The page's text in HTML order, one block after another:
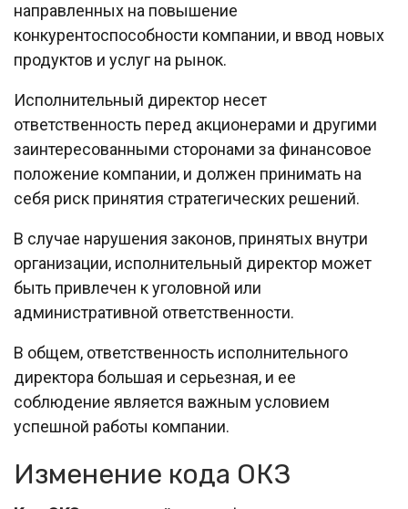
направленных на повышение
конкурентоспособности компании, и ввод новых
продуктов и услуг на рынок.
Исполнительный директор несет
ответственность перед акционерами и другими
заинтересованными сторонами за финансовое
положение компании, и должен принимать на
себя риск принятия стратегических решений.
В случае нарушения законов, принятых внутри
организации, исполнительный директор может
быть привлечен к уголовной или
административной ответственности.
В общем, ответственность исполнительного
директора большая и серьезная, и ее
соблюдение является важным условием
успешной работы компании.
Изменение кода ОКЗ